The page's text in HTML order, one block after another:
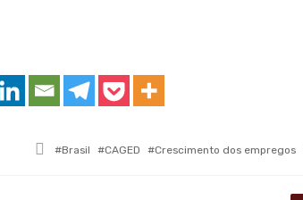
Tagged
Brasil CAGED Crescimento dos empregos